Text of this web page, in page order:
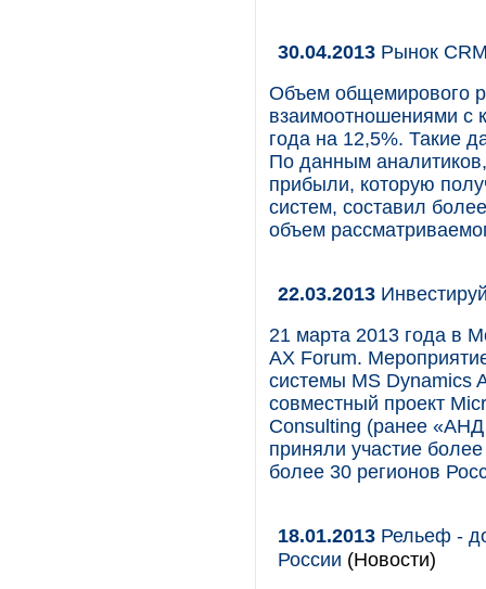
30.04.2013 Рынок
Объем общемирового
взаимоотношениями с
года на 12,5%. Такие
По данным
прибыли, которую
систем, составил
объем
22.03.2013
21 марта 2013 года в
AX Forum.
системы MS Dynamics
совместный проект
Consulting (ранее
приняли участие
более 30 регионов
18.01.2013 Рельеф -
России (Новости)